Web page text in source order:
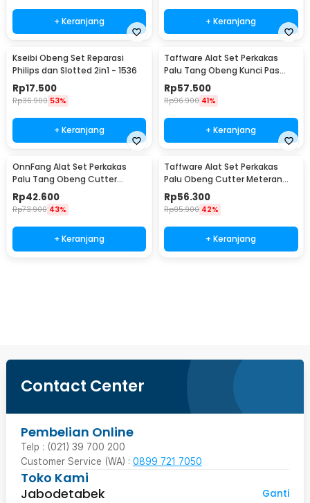
+ Keranjang + Keranjang
Kseibi Obeng Set Reparasi
Philips dan Slotted 2in1 - 1536
Rp17.500
Rp36.900 53%
+ Keranjang
Taffware Alat Set Perkakas
Palu Tang Obeng Kunci Pas
15in1 - YL-8016
Rp57.500
Rp96.900 41%
+ Keranjang
OnnFang Alat Set Perkakas
Palu Tang Obeng Cutter
Meteran 8in1 - YL-8009A
Rp42.600
Rp73.900 43%
+ Keranjang
Taffware Alat Set Perkakas
Palu Obeng Cutter Meteran
8in1
Rp56.300
Rp95.900 42%
+ Keranjang
Contact Center
Pembelian Online
Telp : (021) 39 700 200
Customer Service (WA) : 0899 721 7050
Toko Kami
Jabodetabek
Ganti